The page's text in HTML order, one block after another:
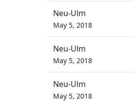
Neu-Ulm
May 5, 2018
Neu-Ulm
May 5, 2018
Neu-Ulm
May 5, 2018